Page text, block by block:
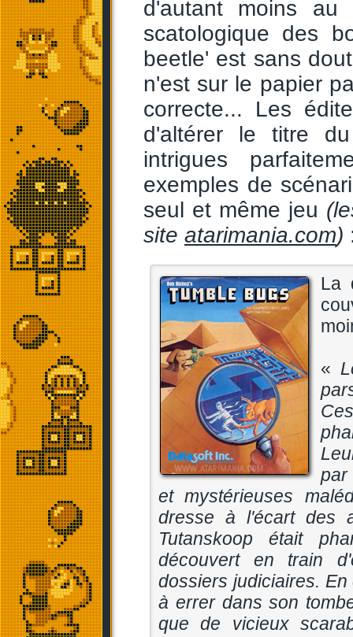
d'autant moins
scatologique des
beetle' est sans
n'est sur le papier
correcte... Les
d'altérer le titre
intrigues
exemples de
seul et même jeu
site atarimania.com)
La
«
par
et mystérieuses
dresse à l'écart des
Tutanskoop était
découvert en train
dossiers judiciaires.
à errer dans son
que de vicieux